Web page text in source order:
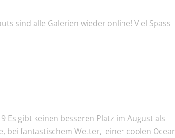
sind alle Galerien wieder online! Viel Spass
Es gibt keinen besseren Platz im August als
bei fantastischem Wetter, einer coolen